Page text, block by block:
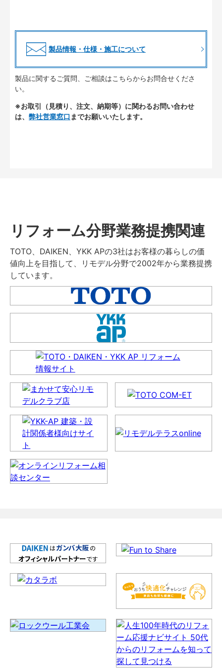
製品情報・仕様・施工について
製品に関するご質問、ご相談はこちらからお問合せくださ
い。
※お取引（見積り、注文、納期等）に関わるお問い合わせ
は、 弊社営業窓口 までお願いいたします。
リフォーム分野業務提携関連
TOTO、DAIKEN、YKK APの3社はお客様の暮らしの価
値向上を目指して、リモデル分野で2002年から業務提携
しています。